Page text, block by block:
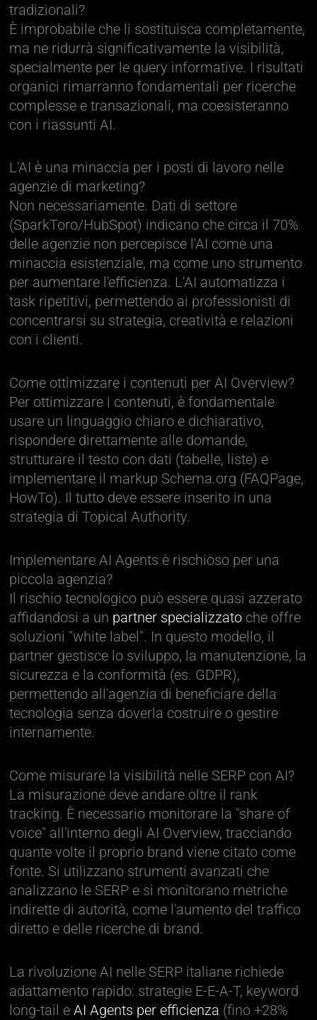
tradizionali?
È improbabile che li sostituisca completamente,
ma ne ridurrà significativamente la visibilità,
specialmente per le query informative. I risultati
organici rimarranno fondamentali per ricerche
complesse e transazionali, ma coesisteranno
con i riassunti AI.
L'AI è una minaccia per i posti di lavoro nelle
agenzie di marketing?
Non necessariamente. Dati di settore
(SparkToro/HubSpot) indicano che circa il 70%
delle agenzie non percepisce l'AI come una
minaccia esistenziale, ma come uno strumento
per aumentare l'efficienza. L'AI automatizza i
task ripetitivi, permettendo ai professionisti di
concentrarsi su strategia, creatività e relazioni
con i clienti.
Come ottimizzare i contenuti per AI Overview?
Per ottimizzare i contenuti, è fondamentale
usare un linguaggio chiaro e dichiarativo,
rispondere direttamente alle domande,
strutturare il testo con dati (tabelle, liste) e
implementare il markup Schema.org (FAQPage,
HowTo). Il tutto deve essere inserito in una
strategia di Topical Authority.
Implementare AI Agents è rischioso per una
piccola agenzia?
Il rischio tecnologico può essere quasi azzerato
affidandosi a un partner specializzato che offre
soluzioni "white label". In questo modello, il
partner gestisce lo sviluppo, la manutenzione, la
sicurezza e la conformità (es. GDPR),
permettendo all'agenzia di beneficiare della
tecnologia senza doverla costruire o gestire
internamente.
Come misurare la visibilità nelle SERP con AI?
La misurazione deve andare oltre il rank
tracking. È necessario monitorare la "share of
voice" all'interno degli AI Overview, tracciando
quante volte il proprio brand viene citato come
fonte. Si utilizzano strumenti avanzati che
analizzano le SERP e si monitorano metriche
indirette di autorità, come l'aumento del traffico
diretto e delle ricerche di brand.
La rivoluzione AI nelle SERP italiane richiede
adattamento rapido: strategie E-E-A-T, keyword
long-tail eAI Agents per efficienza (fino +28%